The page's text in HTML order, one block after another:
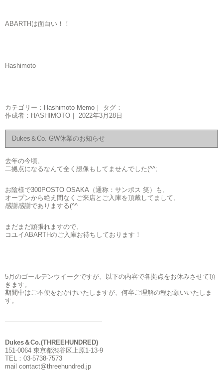
ABARTHは面白い！！
Hashimoto
カテゴリー： Hashimoto Memo ｜ タグ：
作成者：HASHIMOTO｜ 2022年3月28日
Dukes＆Co. GW休業のお知らせ
去年の今頃、
二拠点になるなんて全く想像もしてませんでした(^^;
お陰様で300POSTO OSAKA（通称：サンポス 笑）も、
オープンから絶え間なくご来店とご入庫を頂戴してまして、
感謝感謝でありまする(^^ゞ
まだまだ頑張れますので、
コユイABARTHのご入庫お待ちしております！
5月のゴールデンウイークですが、以下の内容で各拠点をお休みさせて頂
きます。
期間中はご不便をおかけいたしますが、何卒ご理解の程お願いいたしま
す。
———————————————
Dukes＆Co.(THREEHUNDRED)
151-0064 東京都渋谷区上原1-13-9
TEL：03-5738-7573
mail contact@threehundred.jp